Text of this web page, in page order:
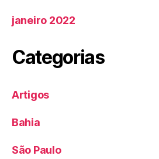
janeiro 2022
Categorias
Artigos
Bahia
São Paulo